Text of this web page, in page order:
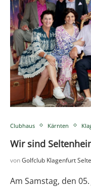
Clubhaus Kärnten
Wir sind
vonGolfclub Klagenfurt
Am Samstag, den